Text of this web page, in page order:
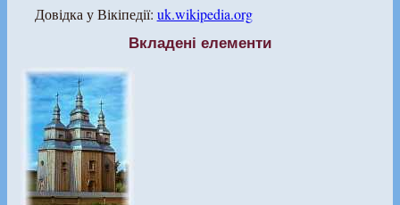
Довідка у Вікіпедії: uk.wikipedia.org
Вкладені елементи